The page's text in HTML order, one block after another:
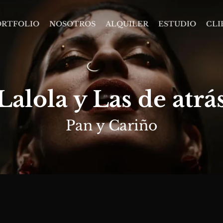
NOSOTROS ALQUILER ESTUDIO
y Las de
Pan y Cariño